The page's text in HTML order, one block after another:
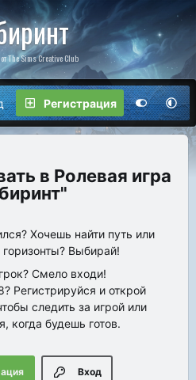
The Sims Creative Club
Регистрация
Ролевая игра
Хочешь найти путь или
Выбирай!
Смело входи!
Регистрируйся и открой
следить за игрой или
когда будешь готов.
Вход